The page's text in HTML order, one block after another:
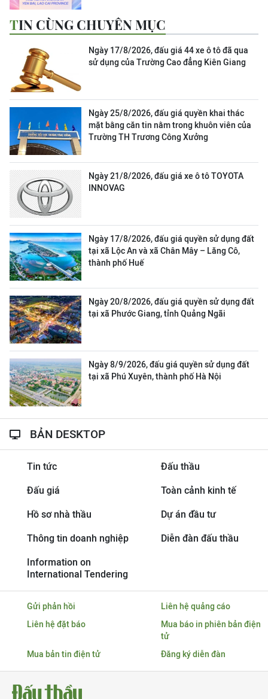
TIN CÙNG CHUYÊN MỤC
Ngày 17/8/2026, đấu giá 44 xe ô tô đã qua
sử dụng của Trường Cao đẳng Kiên Giang
Ngày 25/8/2026, đấu giá quyền khai thác
mặt bằng căn tin nằm trong khuôn viên của
Trường TH Trương Công Xưởng
Ngày 21/8/2026, đấu giá xe ô tô TOYOTA
INNOVAG
Ngày 17/8/2026, đấu giá quyền sử dụng đất
tại xã Lộc An và xã Chân Mây – Lăng Cô,
thành phố Huế
Ngày 20/8/2026, đấu giá quyền sử dụng đất
tại xã Phước Giang, tỉnh Quảng Ngãi
Ngày 8/9/2026, đấu giá quyền sử dụng đất
tại xã Phú Xuyên, thành phố Hà Nội
BẢN DESKTOP
Tin tức Đấu thầu
Đấu giá Toàn cảnh kinh tế
Hồ sơ nhà thầu Dự án đầu tư
Thông tin doanh nghiệp Diễn đàn đấu thầu
Information on
International Tendering
Gửi phản hồi
Liên hệ quảng cáo
Liên hệ đặt báo
Mua báo in phiên bản điện
tử
Mua bản tin điện tử
Đăng ký diễn đàn